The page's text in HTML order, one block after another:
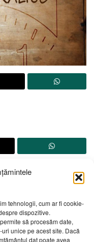
tehnologii, cum ar fi cookie-
dispozitive.
să procesăm date,
unice pe acest site. Dacă
dat poate avea